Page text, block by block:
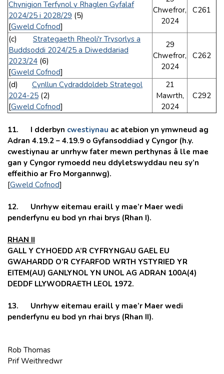
Chynigion Terfynol y Rhaglen Gyfalaf
2024/25 i 2028/29 (5)
[Gweld Cofnod]
Chwefror,
2024
C261
(c) Strategaeth Rheoli'r Trysorlys a
Buddsoddi 2024/25 a Diweddariad
2023/24 (6)
[Gweld Cofnod]
29
Chwefror,
2024
C262
(d) Cynllun Cydraddoldeb Strategol
2024-25 (2)
[Gweld Cofnod]
21
Mawrth,
2024
C292
11. I dderbyn cwestiynau ac atebion yn ymwneud ag
Adran 4.19.2 – 4.19.9 o Gyfansoddiad y Cyngor (h.y.
cwestiynau ar unrhyw fater mewn perthynas â lle mae
gan y Cyngor rymoedd neu ddyletswyddau neu sy’n
effeithio ar Fro Morgannwg).
[Gweld Cofnod]
12. Unrhyw eitemau eraill y mae’r Maer wedi
penderfynu eu bod yn rhai brys (Rhan I).
RHAN II
GALL Y CYHOEDD A’R CYFRYNGAU GAEL EU
GWAHARDD O’R CYFARFOD WRTH YSTYRIED YR
EITEM(AU) GANLYNOL YN UNOL AG ADRAN 100A(4)
DEDDF LLYWODRAETH LEOL 1972.
13. Unrhyw eitemau eraill y mae’r Maer wedi
penderfynu eu bod yn rhai brys (Rhan II).
Rob Thomas
Prif Weithredwr